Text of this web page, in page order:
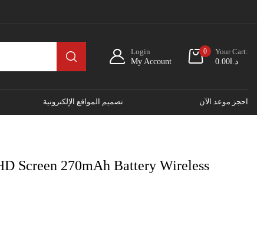
Login
My Account
0
Your Cart:
د.ا 0.00
تصميم المواقع الإلكترونية احجز موعد الآن
Screen 270mAh Battery Wireless